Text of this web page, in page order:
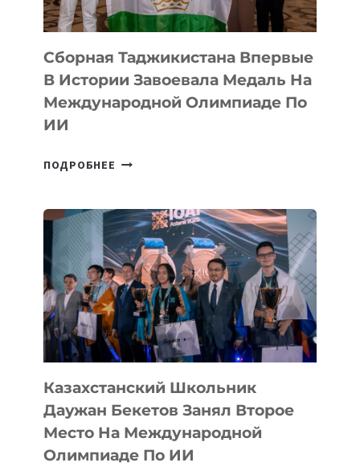
STEPPE
Сборная Таджикистана Впервые
В Истории Завоевала Медаль На
Международной Олимпиаде По
ИИ
ПОДРОБНЕЕ СБОРНАЯ
В
ИСТОРИИ
ЗАВОЕВАЛА
МЕДАЛЬ
НА
МЕЖДУНАРОДНОЙ
ОЛИМПИАДЕ
ПО
ИИ
Казахстанский Школьник
Даужан Бекетов Занял Второе
Место На Международной
Олимпиаде По ИИ